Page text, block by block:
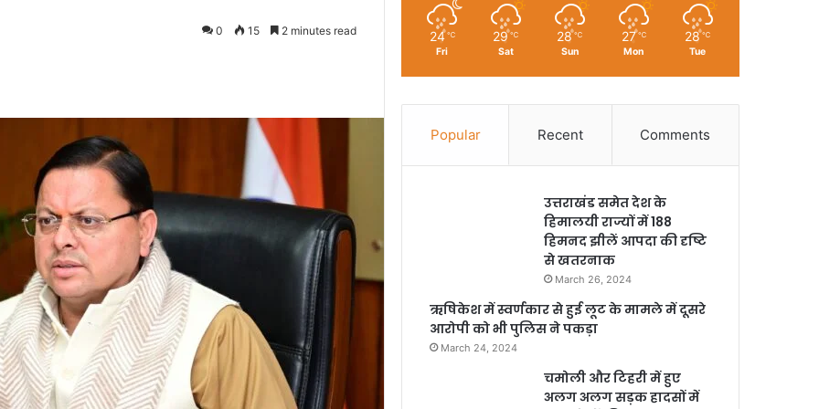
0 15 2 minutes read 24 ℃
Fri
29 ℃
Sat
28 ℃
Sun
27 ℃
Mon
28 ℃
Tue
Popular Recent Comments
उत्तराखंड समेत देश के
हिमालयी राज्यों में 188
हिमनद झीलें आपदा की दृष्टि
से खतरनाक
March 26, 2024
ऋषिकेश में स्वर्णकार से हुई लूट के मामले में दूसरे
आरोपी को भी पुलिस ने पकड़ा
March 24, 2024
चमोली और टिहरी में हुए
अलग अलग सड़क हादसों में